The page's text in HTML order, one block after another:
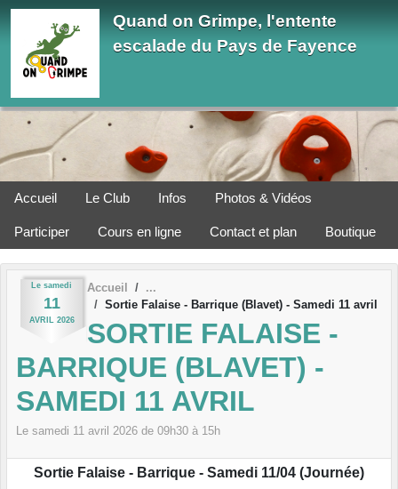
Quand on Grimpe, l'entente
escalade du Pays de Fayence
Accueil Le Club Infos Photos & Vidéos
Participer Cours en ligne Contact et plan Boutique
Le samedi
11
AVRIL 2026
Accueil
Sortie Falaise - Barrique (Blavet) - Samedi 11 avril
SORTIE FALAISE -
BARRIQUE (BLAVET) -
SAMEDI 11 AVRIL
Le samedi 11 avril 2026 de 09h30 à 15h
Sortie Falaise - Barrique - Samedi 11/04 (Journée)
Panneau de gestion des cookies